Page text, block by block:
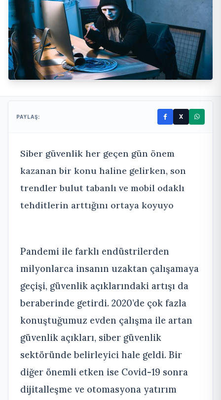
PAYLAŞ: X
Siber güvenlik her geçen gün önem
kazanan bir konu haline gelirken, son
trendler bulut tabanlı ve mobil odaklı
tehditlerin arttığını ortaya koyuyo
Pandemi ile farklı endüstrilerden
milyonlarca insanın uzaktan çalışamaya
geçişi, güvenlik açıklarındaki artışı da
beraberinde getirdi. 2020’de çok fazla
konuştuğumuz evden çalışma ile artan
güvenlik açıkları, siber güvenlik
sektöründe belirleyici hale geldi. Bir
diğer önemli etken ise Covid-19 sonra
dijitalleşme ve otomasyona yatırım